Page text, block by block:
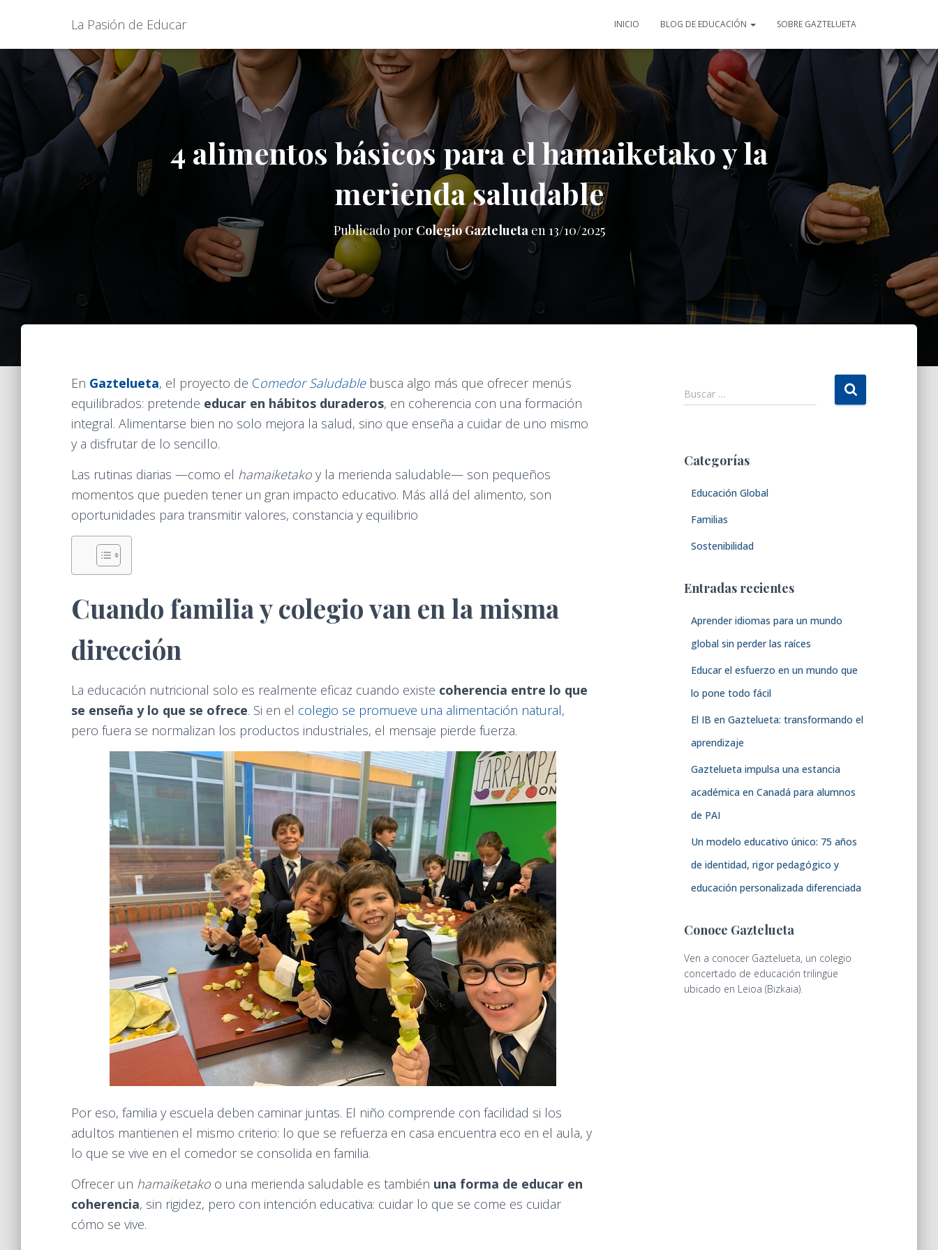
La Pasión de Educar INICIO BLOG DE EDUCACIÓN SOBRE GAZTELUETA
4 alimentos básicos para el hamaiketako y la
merienda saludable
Publicado por Colegio Gazteluetaen 13/10/2025
En Gaztelueta, el proyecto de Comedor Saludablebusca algo más que ofrecer menús
equilibrados: pretende educar en hábitos duraderos, en coherencia con una formación
integral. Alimentarse bien no solo mejora la salud, sino que enseña a cuidar de uno mismo
y a disfrutar de lo sencillo.
Las rutinas diarias —como el hamaiketako y la merienda saludable— son pequeños
momentos que pueden tener un gran impacto educativo. Más allá del alimento, son
oportunidades para transmitir valores, constancia y equilibrio
Cuando familia y colegio van en la misma
dirección
La educación nutricional solo es realmente eficaz cuando existe coherencia entre lo que
se enseña y lo que se ofrece. Si en el colegio se promueve una alimentación natural,
pero fuera se normalizan los productos industriales, el mensaje pierde fuerza.
Por eso, familia y escuela deben caminar juntas. El niño comprende con facilidad si los
adultos mantienen el mismo criterio: lo que se refuerza en casa encuentra eco en el aula, y
lo que se vive en el comedor se consolida en familia.
Ofrecer un hamaiketako o una merienda saludable es también una forma de educar en
coherencia, sin rigidez, pero con intención educativa: cuidar lo que se come es cuidar
cómo se vive.
B
u
r
Buscar …
Categorías
Educación Global
Familias
Sostenibilidad
Entradas recientes
Aprender idiomas para un mundo
global sin perder las raíces
Educar el esfuerzo en un mundo que
lo pone todo fácil
El IB en Gaztelueta: transformando el
aprendizaje
Gaztelueta impulsa una estancia
académica en Canadá para alumnos
de PAI
Un modelo educativo único: 75 años
de identidad, rigor pedagógico y
educación personalizada diferenciada
Conoce Gaztelueta
Ven a conocer Gaztelueta, un colegio
concertado de educación trilingüe
ubicado en Leioa (Bizkaia).